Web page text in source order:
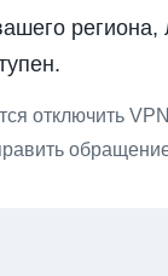
региона,
отключить